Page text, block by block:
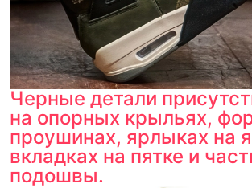
Черные детали
на опорных крыльях,
проушинах, ярлыках на
вкладках на пятке и
подошвы.